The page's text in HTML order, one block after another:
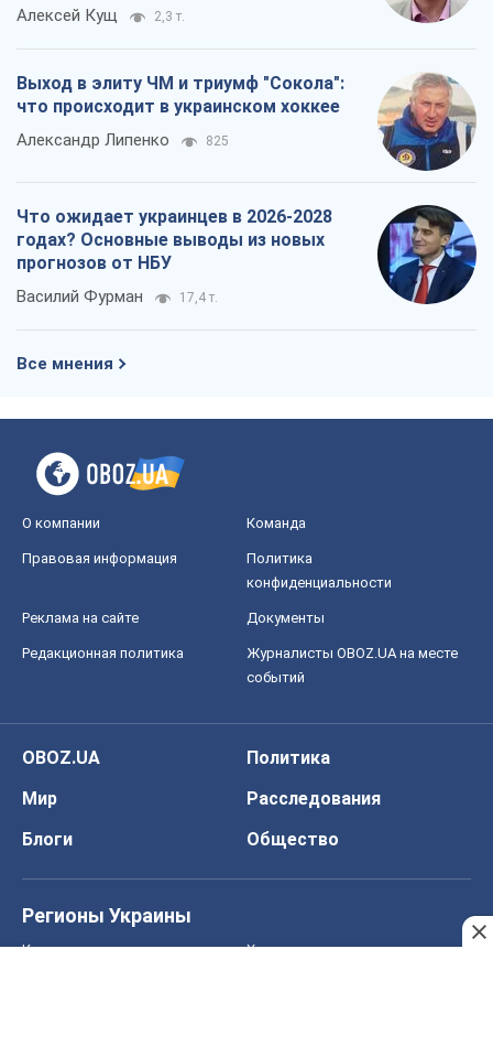
Алексей Кущ 2,3 т.
Выход в элиту ЧМ и триумф "Сокола":
что происходит в украинском хоккее
Александр Липенко 825
Что ожидает украинцев в 2026-2028
годах? Основные выводы из новых
прогнозов от НБУ
Василий Фурман 17,4 т.
Все мнения
О компании Команда
Правовая информация
Политика
конфиденциальности
Реклама на сайте Документы
Редакционная политика
Журналисты OBOZ.UA на месте
событий
OBOZ.UA
Политика
Мир
Расследования
Блоги
Общество
Регионы Украины
Киев Харьков